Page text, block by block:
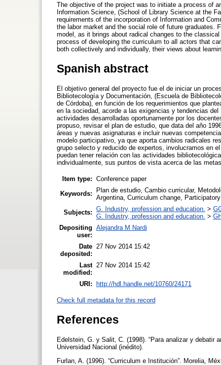
The objective of the project was to initiate a process of
Information Science, (School of Library Science at the
requirements of the incorporation of Information and
the labor market and the social role of future graduates.
model, as it brings about radical changes to the
process of developing the curriculum to all actors that
both collectively and individually, their views about
Spanish abstract
El objetivo general del proyecto fue el de iniciar un
Bibliotecología y Documentación, (Escuela de
de Córdoba), en función de los requerimientos que
en la sociedad, acorde a las exigencias y tendencias
actividades desarrolladas oportunamente por los
propuso, revisar el plan de estudio, que data del año
áreas y nuevas asignaturas e incluir nuevas
modelo participativo, ya que aporta cambios radicales
grupo selecto y reducido de expertos, involucramos en
puedan tener relación con las actividades
individualmente, sus puntos de vista acerca de las
Item type: Conference paper
Keywords:
Plan de estudio, Cambio curricular,
Argentina, Curriculum change,
Subjects: G. Industry, profession and education. >
G. Industry, profession and education. >
Depositing
user:
Alejandra M Nardi
Date
deposited:
27 Nov 2014 15:42
Last
modified:
27 Nov 2014 15:42
URI: http://hdl.handle.net/10760/24171
Check full metadata for this record
References
Edelstein, G. y Salit, C. (1998). “Para analizar y debatir
Universidad Nacional (inédito).
Furlan, A. (1996). “Curriculum e Institución”. Morelia,